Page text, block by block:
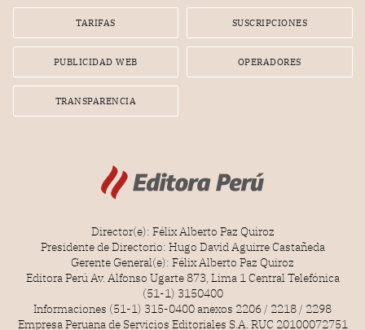
TARIFAS SUSCRIPCIONES
PUBLICIDAD WEB OPERADORES
TRANSPARENCIA
Director(e): Félix Alberto Paz Quiroz
Presidente de Directorio: Hugo David Aguirre Castañeda
Gerente General(e): Félix Alberto Paz Quiroz
Editora Perú Av. Alfonso Ugarte 873, Lima 1 Central Telefónica
(51-1) 3150400
Informaciones (51-1) 315-0400 anexos 2206 / 2218 / 2298
Empresa Peruana de Servicios Editoriales S.A. RUC 20100072751